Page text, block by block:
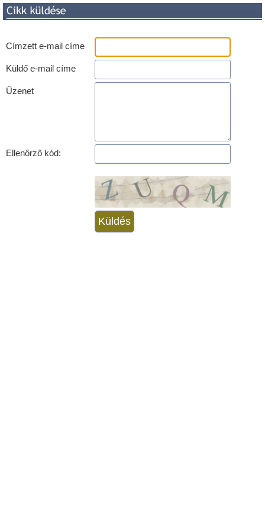
Címzett e-mail címe
Küldő e-mail címe
Üzenet
Ellenőrző kód: